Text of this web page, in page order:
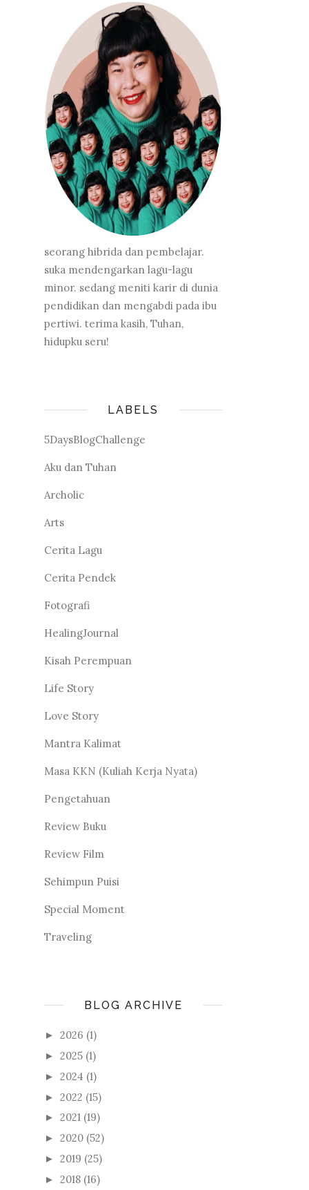
seorang hibrida dan pembelajar.
suka mendengarkan lagu-lagu
minor. sedang meniti karir di dunia
pendidikan dan mengabdi pada ibu
pertiwi. terima kasih, Tuhan,
hidupku seru!
LABELS
5DaysBlogChallenge
Aku dan Tuhan
Archolic
Arts
Cerita Lagu
Cerita Pendek
Fotografi
HealingJournal
Kisah Perempuan
Life Story
Love Story
Mantra Kalimat
Masa KKN (Kuliah Kerja Nyata)
Pengetahuan
Review Buku
Review Film
Sehimpun Puisi
Special Moment
Traveling
BLOG ARCHIVE
► 2026 (1)
► 2025 (1)
► 2024 (1)
► 2022 (15)
► 2021 (19)
► 2020 (52)
► 2019 (25)
► 2018 (16)